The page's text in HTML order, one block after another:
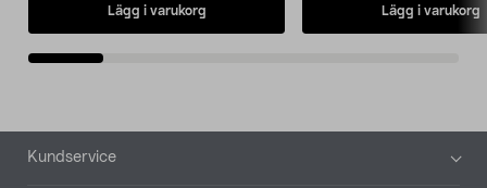
Lägg i varukorg Lägg i varukorg
Sidfot
Kundservice